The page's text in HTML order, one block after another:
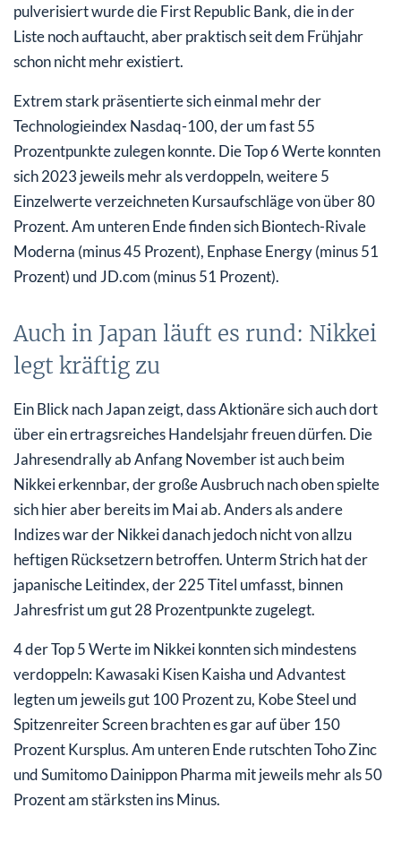
pulverisiert wurde die First Republic Bank, die in der
Liste noch auftaucht, aber praktisch seit dem Frühjahr
schon nicht mehr existiert.
Extrem stark präsentierte sich einmal mehr der
Technologieindex Nasdaq-100, der um fast 55
Prozentpunkte zulegen konnte. Die Top 6 Werte konnten
sich 2023 jeweils mehr als verdoppeln, weitere 5
Einzelwerte verzeichneten Kursaufschläge von über 80
Prozent. Am unteren Ende finden sich Biontech-Rivale
Moderna (minus 45 Prozent), Enphase Energy (minus 51
Prozent) und JD.com (minus 51 Prozent).
Auch in Japan läuft es rund: Nikkei
legt kräftig zu
Ein Blick nach Japan zeigt, dass Aktionäre sich auch dort
über ein ertragsreiches Handelsjahr freuen dürfen. Die
Jahresendrally ab Anfang November ist auch beim
Nikkei erkennbar, der große Ausbruch nach oben spielte
sich hier aber bereits im Mai ab. Anders als andere
Indizes war der Nikkei danach jedoch nicht von allzu
heftigen Rücksetzern betroffen. Unterm Strich hat der
japanische Leitindex, der 225 Titel umfasst, binnen
Jahresfrist um gut 28 Prozentpunkte zugelegt.
4 der Top 5 Werte im Nikkei konnten sich mindestens
verdoppeln: Kawasaki Kisen Kaisha und Advantest
legten um jeweils gut 100 Prozent zu, Kobe Steel und
Spitzenreiter Screen brachten es gar auf über 150
Prozent Kursplus. Am unteren Ende rutschten Toho Zinc
und Sumitomo Dainippon Pharma mit jeweils mehr als 50
Prozent am stärksten ins Minus.